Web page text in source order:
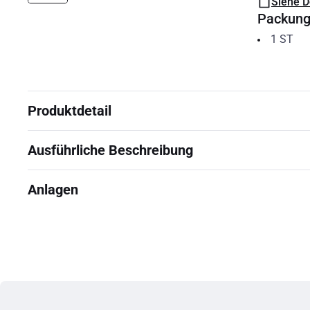
Packung
1 ST
Produktdetail
Ausführliche Beschreibung
Anlagen